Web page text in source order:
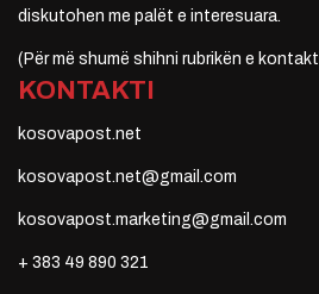
diskutohen me palët e interesuara.
(Për më shumë shihni rubrikën e
KONTAKTI
kosovapost.net
kosovapost.net@gmail.com
kosovapost.marketing@gmail.com
+ 383 49 890 321